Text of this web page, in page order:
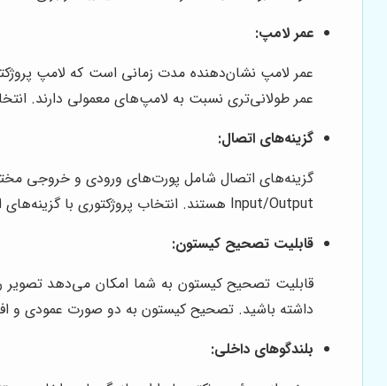
عمر لامپ:
عمر طولانی‌تری نسبت به لامپ‌های معمولی دارند.
گزینه‌های اتصال:
Input/Output هستند. انتخاب پروژکتوری با گزینه‌های اتصال متنوع می‌تواند انعطاف‌پذیری بیشتری را برای شما فراهم کند و امکان اتصال به انواع دستگاه‌ها را به شما بدهد.
قابلیت تصحیح کیستون:
قابلیت تصحیح کیستون به شما امکان می‌دهد تصویر
داشته باشید. تصحیح کیستون به دو صورت عمودی و
بلندگوهای داخلی: